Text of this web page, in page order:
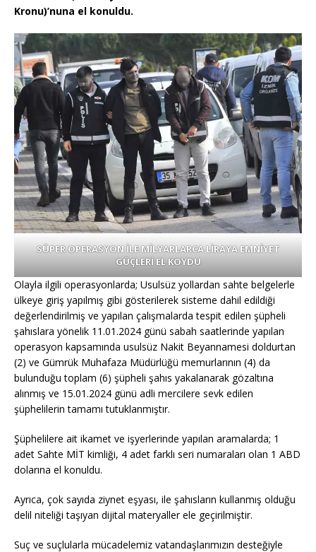
Kronu)’nuna el konuldu.
SÜPER OPERASYON İLE MİLYARLARCA LİRAYA EMNİYET
GÜÇLERİ EL KOYDU
Olayla ilgili operasyonlarda; Usulsüz yollardan sahte belgelerle
ülkeye giriş yapılmış gibi gösterilerek sisteme dahil edildiği
değerlendirilmiş ve yapılan çalışmalarda tespit edilen şüpheli
şahıslara yönelik 11.01.2024 günü sabah saatlerinde yapılan
operasyon kapsamında usulsüz Nakit Beyannamesi doldurtan
(2) ve Gümrük Muhafaza Müdürlüğü memurlarının (4) da
bulunduğu toplam (6) şüpheli şahıs yakalanarak gözaltına
alınmış ve 15.01.2024 günü adli mercilere sevk edilen
şüphelilerin tamamı tutuklanmıştır.
Şüphelilere ait ikamet ve işyerlerinde yapılan aramalarda; 1
adet Sahte MİT kimliği, 4 adet farklı seri numaraları olan 1 ABD
dolarına el konuldu.
Ayrıca, çok sayıda ziynet eşyası, ile şahısların kullanmış olduğu
delil niteliği taşıyan dijital materyaller ele geçirilmiştir.
Suç ve suçlularla mücadelemiz vatandaşlarımızın desteğiyle